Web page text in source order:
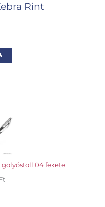
Rint
golyóstoll 04 fekete
Ft